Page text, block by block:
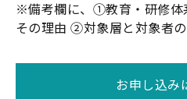
※備考欄に、 ①教育・研修体
その理由 ②対象層と対象者
お申し込み